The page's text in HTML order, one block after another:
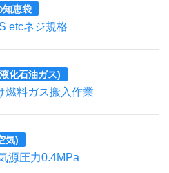
知恵袋
etcネジ規格
化石油ガス)
料ガス搬入作業
気)
源圧力0.4MPa